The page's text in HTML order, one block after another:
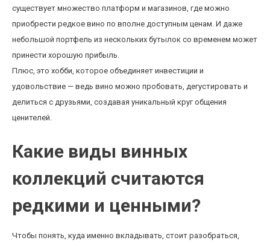
существует множество платформ и магазинов, где можно
приобрести редкое вино по вполне доступным ценам. И даже
небольшой портфель из нескольких бутылок со временем может
принести хорошую прибыль.
Плюс, это хобби, которое объединяет инвестиции и
удовольствие — ведь вино можно пробовать, дегустировать и
делиться с друзьями, создавая уникальный круг общения
ценителей.
Какие виды винных
коллекций считаются
редкими и ценными?
Чтобы понять, куда именно вкладывать, стоит разобраться,